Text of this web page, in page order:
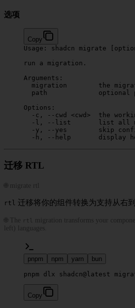
选项
Copy
Usage:
shadcn migrate
run a migration.
Arguments:
  migration
        the
  path
             optional
Options:
  -c,
--cwd <cwd >
  the
  -l,
--list
       list
all
  -y,
--yes
        skip
  -h,
--help
       display
迁移 RTL
🌐 migrate rtl
rtl 迁移将你的组件转换为支持从右
🌐 The rtl migration transforms your
left) languages.
pnpm npm yarn bun
pnpm dlx shadcn@latest
Copy